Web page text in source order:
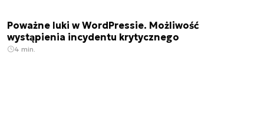
Poważne luki w WordPressie. Możliwość
wystąpienia incydentu krytycznego
4 min.